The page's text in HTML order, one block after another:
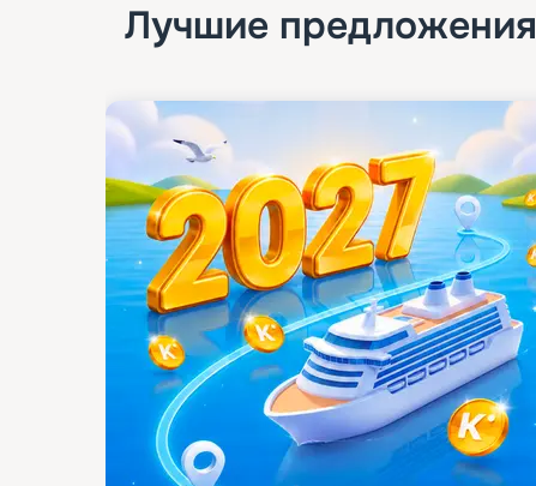
Лучшие предложения